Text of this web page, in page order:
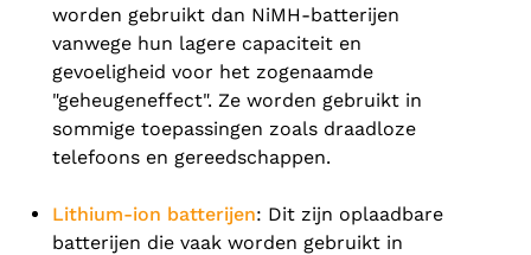
worden gebruikt dan NiMH-batterijen
vanwege hun lagere capaciteit en
gevoeligheid voor het zogenaamde
"geheugeneffect". Ze worden gebruikt in
sommige toepassingen zoals draadloze
telefoons en gereedschappen.
Lithium-ion batterijen: Dit zijn oplaadbare
batterijen die vaak worden gebruikt in